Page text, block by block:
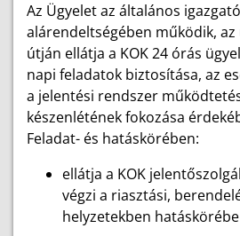
Az Ügyelet az általános
alárendeltségében működik,
útján ellátja a KOK 24 órás
napi feladatok biztosítása, az
a jelentési rendszer
készenlétének fokozása
Feladat- és hatáskörében:
ellátja a KOK
végzi a riasztási,
helyzetekben